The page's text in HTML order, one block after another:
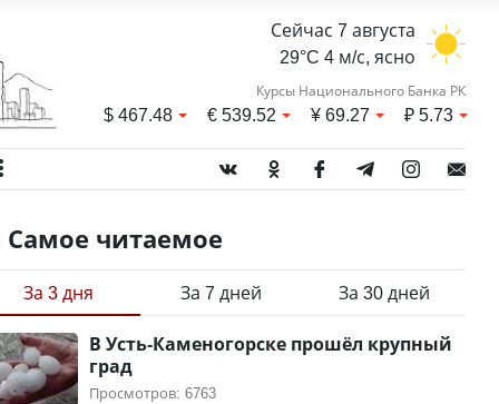
Сейчас 7 августа
29°C 4 м/с, ясно
Курсы Национального Банка РК
$467.48 €539.52 ¥69.27 ₽5.73
Самое читаемое
За 3 дня За 7 дней За 30 дней
В Усть-Каменогорске прошёл крупный
град
Просмотров: 6763